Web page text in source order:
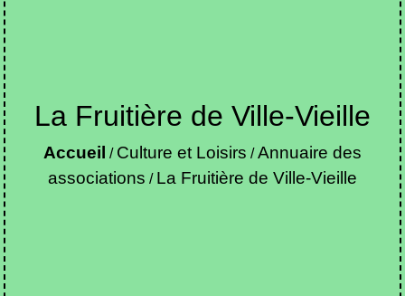
La Fruitière de Ville-Vieille
Accueil / Culture et Loisirs /Annuaire des
associations / La Fruitière de Ville-Vieille